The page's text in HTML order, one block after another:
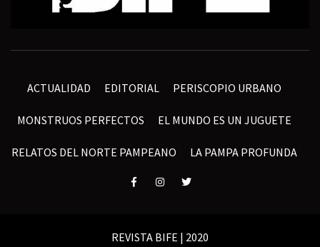
ACTUALIDAD EDITORIAL PERISCOPIO URBANO
MONSTRUOS PERFECTOS EL MUNDO ES UN JUGUETE
RELATOS DEL NORTE PAMPEANO LA PAMPA PROFUNDA
ElementoElementoElemento
REVISTA BIFE | 2020